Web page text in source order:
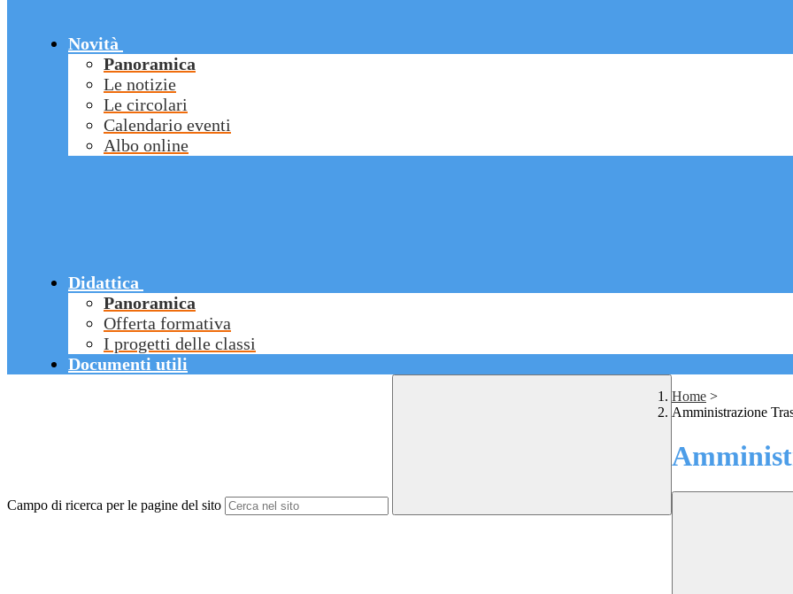
Novità
Panoramica
Le notizie
Le circolari
Calendario eventi
Albo online
Didattica
Panoramica
Offerta formativa
I progetti delle classi
Documenti utili
Campo di ricerca per le pagine del sito
Home >
Amministrazione